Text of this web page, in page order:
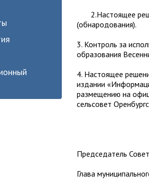
2.Настоящее
(обнародования).
3. Контроль за
образования
4. Настоящее
издании
размещению на
сельсовет
Глава